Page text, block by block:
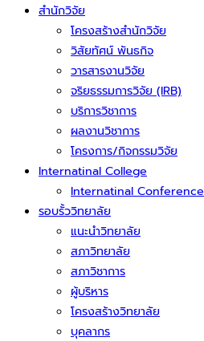
สำนักวิจัย
โครงสร้างสำนักวิจัย
วิสัยทัศน์ พันธกิจ
วารสารงานวิจัย
จริยธรรมการวิจัย (IRB)
บริการวิชาการ
ผลงานวิชาการ
โครงการ/กิจกรรมวิจัย
Internatinal College
Internatinal Conference
รอบรั้ววิทยาลัย
แนะนำวิทยาลัย
สภาวิทยาลัย
สภาวิชาการ
ผู้บริหาร
โครงสร้างวิทยาลัย
บุคลากร